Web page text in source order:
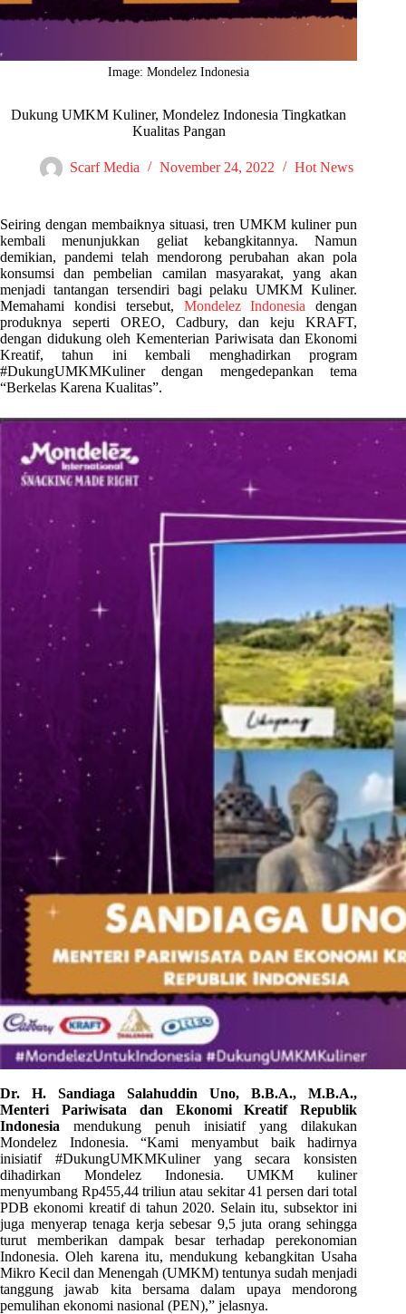
Image: Mondelez Indonesia
Dukung UMKM Kuliner, Mondelez Indonesia Tingkatkan
Kualitas Pangan
Scarf Media November 24, 2022 Hot News
Seiring dengan membaiknya situasi, tren UMKM kuliner pun
kembali menunjukkan geliat kebangkitannya. Namun
demikian, pandemi telah mendorong perubahan akan pola
konsumsi dan pembelian camilan masyarakat, yang akan
menjadi tantangan tersendiri bagi pelaku UMKM Kuliner.
Memahami kondisi tersebut, Mondelez Indonesia dengan
produknya seperti OREO, Cadbury, dan keju KRAFT,
dengan didukung oleh Kementerian Pariwisata dan Ekonomi
Kreatif, tahun ini kembali menghadirkan program
#DukungUMKMKuliner dengan mengedepankan tema
“Berkelas Karena Kualitas”.
Dr. H. Sandiaga Salahuddin Uno, B.B.A., M.B.A.,
Menteri Pariwisata dan Ekonomi Kreatif Republik
Indonesiamendukung penuh inisiatif yang dilakukan
Mondelez Indonesia. “Kami menyambut baik hadirnya
inisiatif #DukungUMKMKuliner yang secara konsisten
dihadirkan Mondelez Indonesia. UMKM kuliner
menyumbang Rp455,44 triliun atau sekitar 41 persen dari total
PDB ekonomi kreatif di tahun 2020. Selain itu, subsektor ini
juga menyerap tenaga kerja sebesar 9,5 juta orang sehingga
turut memberikan dampak besar terhadap perekonomian
Indonesia. Oleh karena itu, mendukung kebangkitan Usaha
Mikro Kecil dan Menengah (UMKM) tentunya sudah menjadi
tanggung jawab kita bersama dalam upaya mendorong
pemulihan ekonomi nasional (PEN),” jelasnya.